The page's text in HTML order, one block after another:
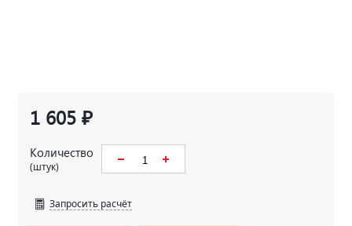
1 605 ₽
Количество
(штук)
Запросить расчёт